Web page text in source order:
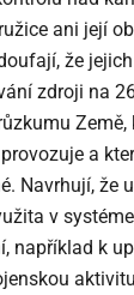
ani její
že
zdroji na
Země,
a
Navrhují, že
v
například k